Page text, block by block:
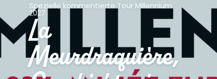
Spezielle kommentierte Tour Millennium
2027
La
Meurdraquière,